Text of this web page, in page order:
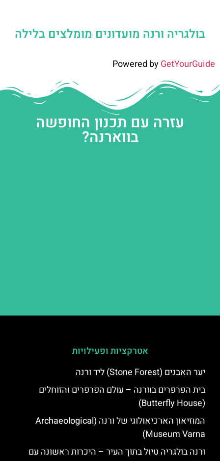
בולגריה ורנה מועדונים מומלצים בלילה
Powered byGetYourGuide
עזרה עם תכנון החופשה
בווארנה?
אטרקציות ופעילויות
יער האבנים (Stone Forest) ליד ורנה
בית הפרפרים בוורנה – עולם הפרפרים והזוחלים
(Butterfly House)
המוזיאון הארכיאולוגי של ורנה (Archaeological
Museum Varna)
ורנה בולגריה טיול בתוך העיר – היכרות ראשונה עם